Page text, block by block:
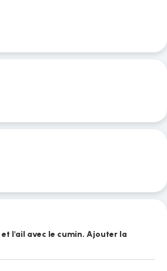
l'ail avec le cumin. Ajouter la